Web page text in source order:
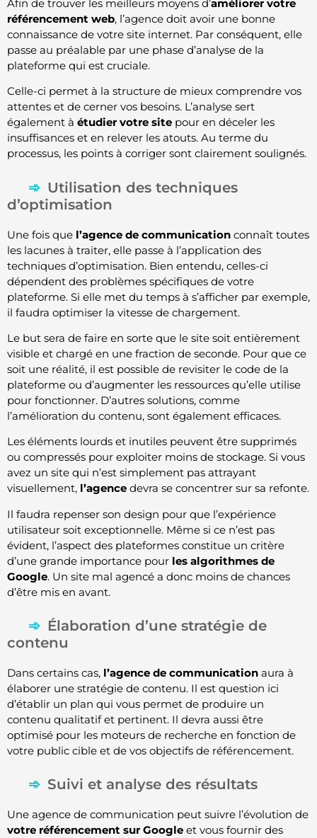
Afin de trouver les meilleurs moyens d’améliorer votre
référencement web, l’agence doit avoir une bonne
connaissance de votre site internet. Par conséquent, elle
passe au préalable par une phase d’analyse de la
plateforme qui est cruciale.
Celle-ci permet à la structure de mieux comprendre vos
attentes et de cerner vos besoins. L’analyse sert
également à étudier votre site pour en déceler les
insuffisances et en relever les atouts. Au terme du
processus, les points à corriger sont clairement soulignés.
Utilisation des techniques
d’optimisation
Une fois que l’agence de communication connaît toutes
les lacunes à traiter, elle passe à l’application des
techniques d’optimisation. Bien entendu, celles-ci
dépendent des problèmes spécifiques de votre
plateforme. Si elle met du temps à s’afficher par exemple,
il faudra optimiser la vitesse de chargement.
Le but sera de faire en sorte que le site soit entièrement
visible et chargé en une fraction de seconde. Pour que ce
soit une réalité, il est possible de revisiter le code de la
plateforme ou d’augmenter les ressources qu’elle utilise
pour fonctionner. D’autres solutions, comme
l’amélioration du contenu, sont également efficaces.
Les éléments lourds et inutiles peuvent être supprimés
ou compressés pour exploiter moins de stockage. Si vous
avez un site qui n’est simplement pas attrayant
visuellement, l’agence devra se concentrer sur sa refonte.
Il faudra repenser son design pour que l’expérience
utilisateur soit exceptionnelle. Même si ce n’est pas
évident, l’aspect des plateformes constitue un critère
d’une grande importance pour les algorithmes de
Google. Un site mal agencé a donc moins de chances
d’être mis en avant.
Élaboration d’une stratégie de
contenu
Dans certains cas, l’agence de communication aura à
élaborer une stratégie de contenu. Il est question ici
d’établir un plan qui vous permet de produire un
contenu qualitatif et pertinent. Il devra aussi être
optimisé pour les moteurs de recherche en fonction de
votre public cible et de vos objectifs de référencement.
Suivi et analyse des résultats
Une agence de communication peut suivre l’évolution de
votre référencement sur Google et vous fournir des